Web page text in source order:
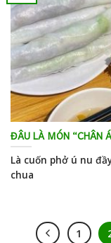
ĐÂU LÀ MÓN “CHÂN
Là cuốn phở ú nu
chua
1